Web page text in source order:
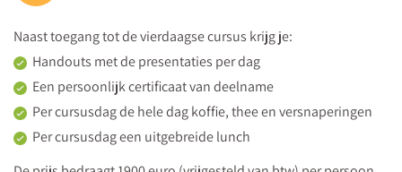
Naast toegang tot de vierdaagse cursus krijg je:
Handouts met de presentaties per dag
Een persoonlijk certificaat van deelname
Per cursusdag de hele dag koffie, thee en versnaperingen
Per cursusdag een uitgebreide lunch